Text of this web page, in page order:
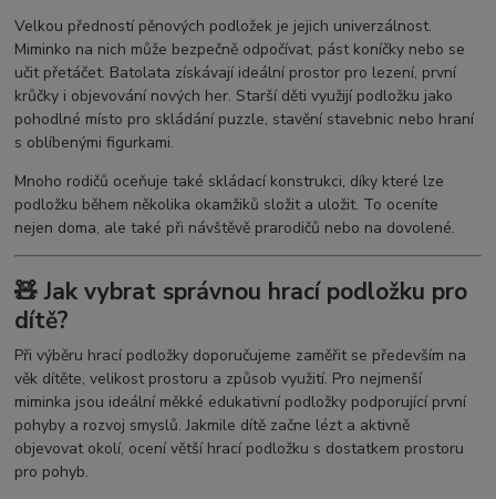
Velkou předností pěnových podložek je jejich univerzálnost.
Miminko na nich může bezpečně odpočívat, pást koníčky nebo se
učit přetáčet. Batolata získávají ideální prostor pro lezení, první
krůčky i objevování nových her. Starší děti využijí podložku jako
pohodlné místo pro skládání puzzle, stavění stavebnic nebo hraní
s oblíbenými figurkami.
Mnoho rodičů oceňuje také skládací konstrukci, díky které lze
podložku během několika okamžiků složit a uložit. To oceníte
nejen doma, ale také při návštěvě prarodičů nebo na dovolené.
🧸 Jak vybrat správnou hrací podložku pro
dítě?
Při výběru hrací podložky doporučujeme zaměřit se především na
věk dítěte, velikost prostoru a způsob využití. Pro nejmenší
miminka jsou ideální měkké edukativní podložky podporující první
pohyby a rozvoj smyslů. Jakmile dítě začne lézt a aktivně
objevovat okolí, ocení větší hrací podložku s dostatkem prostoru
pro pohyb.